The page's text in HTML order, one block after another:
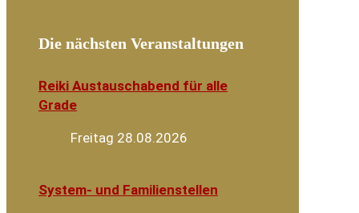
Die nächsten Veranstaltungen
Reiki Austauschabend für alle
Grade
Freitag 28.08.2026
System- und Familienstellen